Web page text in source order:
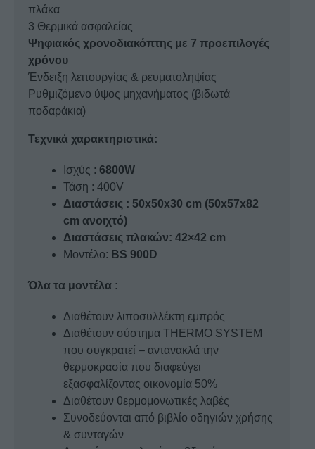
πλάκα
3 Θερμικά ασφαλείας
Ψηφιακός χρονοδιακόπτης με 7 προεπιλογές
χρόνου
Ένδειξη λειτουργίας & ρευματοληψίας
Ρυθμιζόμενο ύψος μηχανήματος (βιδωτά
ποδαράκια)
Τεχνικά χαρακτηριστικά:
Ισχύς : 6800W
Τάση : 400V
Διαστάσεις : 50x50x30 cm (50x57x82
cm ανοιχτό)
Διαστάσεις πλακών: 42×42 cm
Μοντέλο: BS 900D
Όλα τα μοντέλα :
Διαθέτουν λιποσυλλέκτη εμπρός
Διαθέτουν σύστημα THERMO SYSTEM
που συγκρατεί – αντανακλά την
θερμοκρασία που διαφεύγει
εξασφαλίζοντας οικονομία 50%
Διαθέτουν θερμομονωτικές λαβές
Συνοδεύονται από βιβλίο οδηγιών χρήσης
& συνταγών